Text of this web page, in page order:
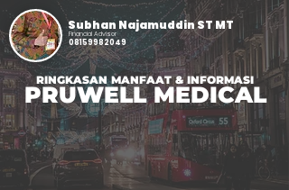
Financial Advisor
Subhan Najamuddin ST MT
08159982049
RINGKASAN MANFAAT & INFORMASI
PRUWELL MEDICAL